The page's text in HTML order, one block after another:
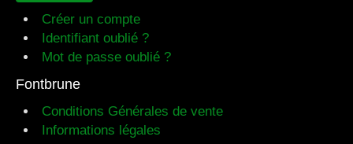
Créer un compte
Identifiant oublié ?
Mot de passe oublié ?
Fontbrune
Conditions Générales de vente
Informations légales